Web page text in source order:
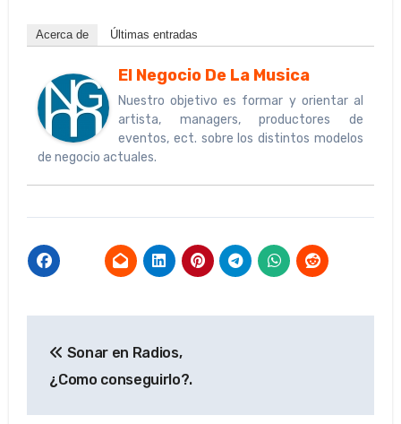
Acerca de Últimas entradas
El Negocio De La Musica
Nuestro objetivo es formar y orientar al
artista, managers, productores de
eventos, ect. sobre los distintos modelos
de negocio actuales.
de
Sonar en Radios,
¿Como conseguirlo?.